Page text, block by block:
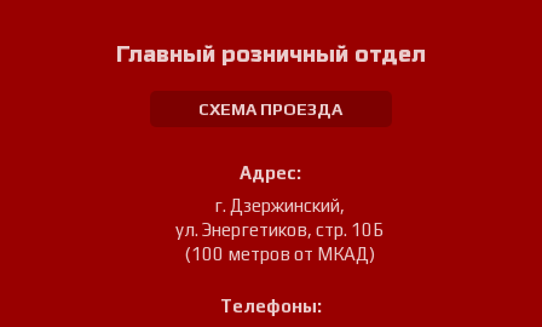
Главный розничный отдел
СХЕМА ПРОЕЗДА
Адрес:
г. Дзержинский,
ул. Энергетиков, стр. 10Б
(100 метров от МКАД)
Телефоны: